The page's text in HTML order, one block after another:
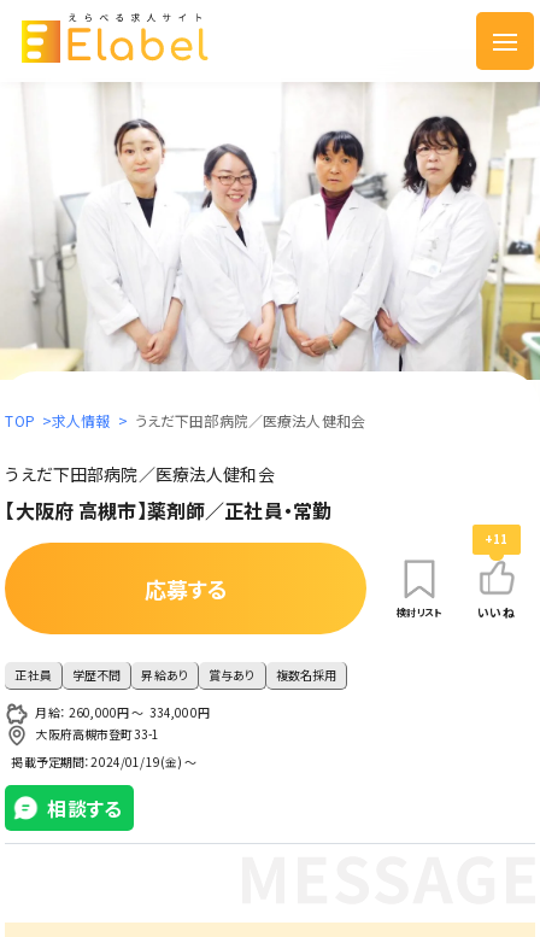
TOP >求人情報 > うえだ下田部病院／医療法人健和会
うえだ下田部病院／医療法人健和会
【大阪府 高槻市】薬剤師／正社員・常勤
応募する
検討リスト
+11
いいね
正社員 学歴不問 昇給あり 賞与あり 複数名採用
月給： 260,000円 〜 334,000円
大阪府高槻市登町33-1
掲載予定期間：2024/01/19(金) ～
相談する